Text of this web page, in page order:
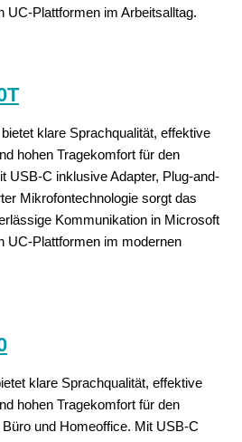
UC-Plattformen im Arbeitsalltag.
klare Sprachqualität, effektive
hohen Tragekomfort für den
USB-C inklusive Adapter, Plug-and-
Mikrofontechnologie sorgt das
Kommunikation in Microsoft
UC-Plattformen im modernen
klare Sprachqualität, effektive
hohen Tragekomfort für den
und Homeoffice. Mit USB-C